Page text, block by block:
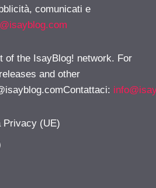
comunicati e
of the IsayBlog! network. For
and other
:
Privacy (UE)